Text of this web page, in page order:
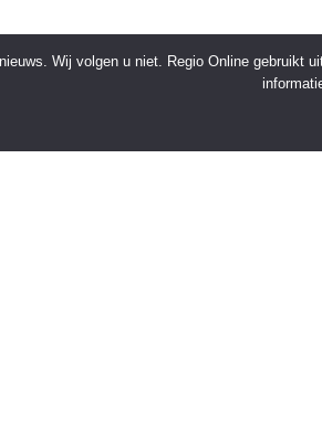
Wij volgen u niet. Regio Online gebruikt